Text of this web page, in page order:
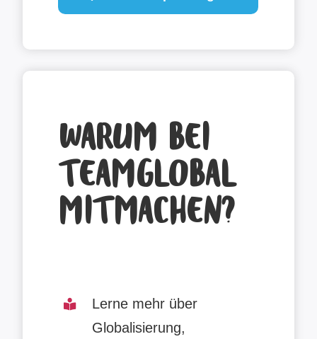
WARUM BEI
TEAMGLOBAL
MITMACHEN?
Lerne mehr über
Globalisierung,